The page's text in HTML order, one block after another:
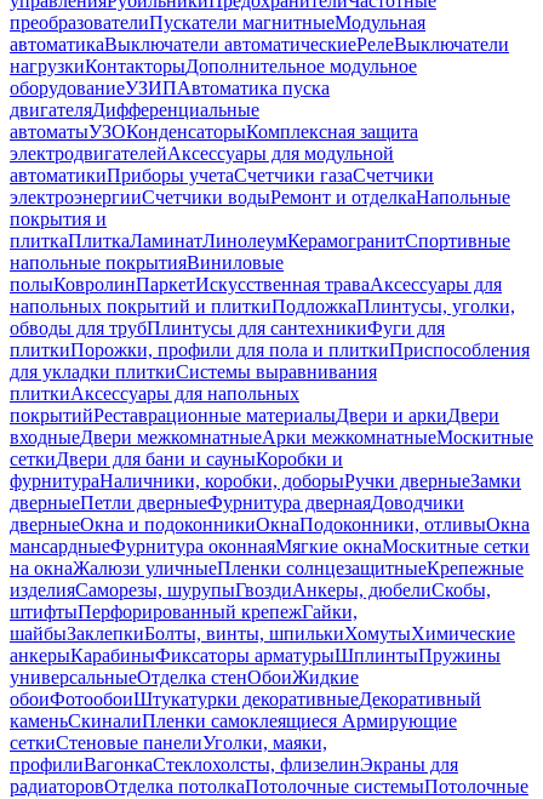
преобразователиПускатели магнитныеМодульная
автоматикаВыключатели автоматическиеРелеВыключатели
нагрузкиКонтакторыДополнительное модульное
оборудованиеУЗИПАвтоматика пуска
двигателяДифференциальные
автоматыУЗОКонденсаторыКомплексная защита
электродвигателейАксессуары для модульной
автоматикиПриборы учетаСчетчики газаСчетчики
электроэнергииСчетчики водыРемонт и отделкаНапольные
покрытия и
плиткаПлиткаЛаминатЛинолеумКерамогранитСпортивные
напольные покрытияВиниловые
полыКовролинПаркетИскусственная траваАксессуары для
напольных покрытий и плиткиПодложкаПлинтусы, уголки,
обводы для трубПлинтусы для сантехникиФуги для
плиткиПорожки, профили для пола и плиткиПриспособления
для укладки плиткиСистемы выравнивания
плиткиАксессуары для напольных
покрытийРеставрационные материалыДвери и аркиДвери
входныеДвери межкомнатныеАрки межкомнатныеМоскитные
сеткиДвери для бани и сауныКоробки и
фурнитураНаличники, коробки, доборыРучки дверныеЗамки
дверныеПетли дверныеФурнитура двернаяДоводчики
дверныеОкна и подоконникиОкнаПодоконники, отливыОкна
мансардныеФурнитура оконнаяМягкие окнаМоскитные сетки
на окнаЖалюзи уличныеПленки солнцезащитныеКрепежные
изделияСаморезы, шурупыГвоздиАнкеры, дюбелиСкобы,
штифтыПерфорированный крепежГайки,
шайбыЗаклепкиБолты, винты, шпилькиХомутыХимические
анкерыКарабиныФиксаторы арматурыШплинтыПружины
универсальныеОтделка стенОбоиЖидкие
обоиФотообоиШтукатурки декоративныеДекоративный
каменьСкиналиПленки самоклеящиеся Армирующие
сеткиСтеновые панелиУголки, маяки,
профилиВагонкаСтеклохолсты, флизелинЭкраны для
радиаторовОтделка потолкаПотолочные системыПотолочные